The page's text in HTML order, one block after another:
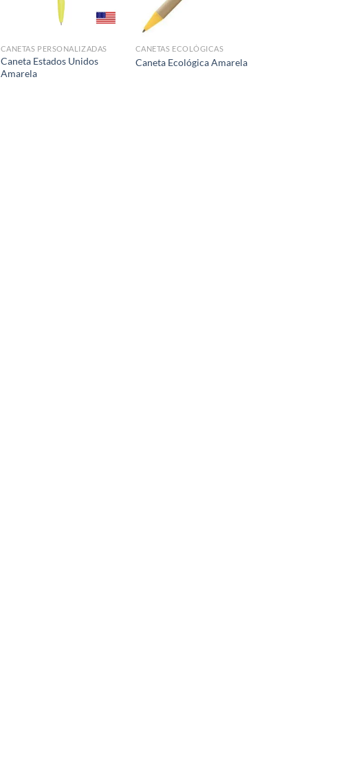
CANETAS PERSONALIZADAS
Caneta Estados Unidos
Amarela
CANETAS ECOLÓGICAS
Caneta Ecológica Amarela